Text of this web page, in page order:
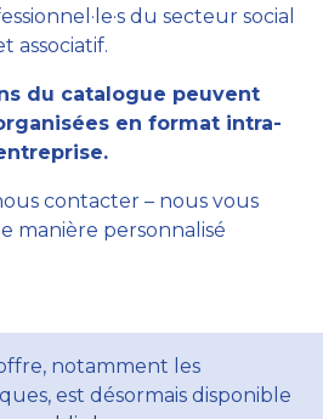
du secteur social
associatif.
du catalogue peuvent
en format intra-
contacter – nous vous
manière personnalisé
notamment les
est désormais disponible